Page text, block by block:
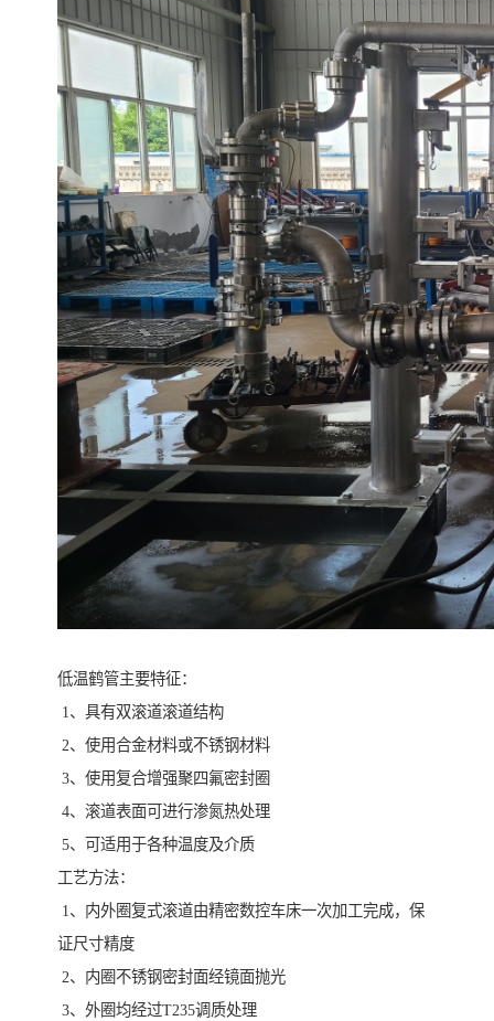
低温鹤管主要特征：
1、具有双滚道滚道结构
2、使用合金材料或不锈钢材料
3、使用复合增强聚四氟密封圈
4、滚道表面可进行渗氮热处理
5、可适用于各种温度及介质
工艺方法：
1、内外圈复式滚道由精密数控车床一次加工完成，保
证尺寸精度
2、内圈不锈钢密封面经镜面抛光
3、外圈均经过T235调质处理